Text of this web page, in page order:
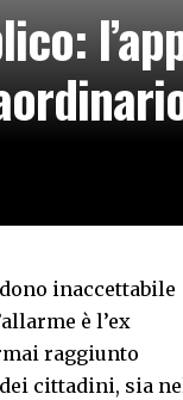
inaccettabile
è l’ex
raggiunto
cittadini, sia